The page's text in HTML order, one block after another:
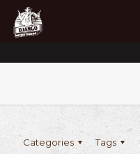
Categories Tags